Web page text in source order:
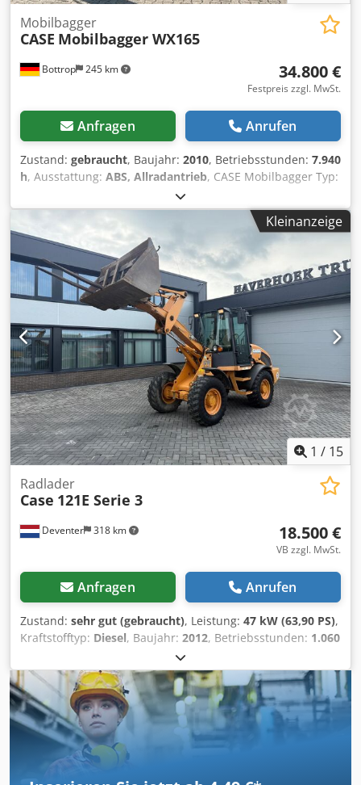
Bottrop 245 km
Mobilbagger
CASE Mobilbagger WX165
34.800 €
Festpreis zzgl. MwSt.
Anfragen Anrufen
Zustand: gebraucht, Baujahr: 2010, Betriebsstunden: 7.940
h, Ausstattung: ABS, Allradantrieb, CASE Mobilbagger Typ:
WX165 (Hydraulic Exavator) Typ approval number: N211
Motorhersteller : Case Motorleistung: 105 kW
Betriebsstunden : 7940 h Codpjzripcefx Ahfeha Zul.
Gesamtgewicht : 18000 kg Transportlänge :8,19 m
Transportbreite:1,91 m Transporthöhe: 2,89 m Farbe : Gelb
- Joystick-Steuerung - Planierschild - Kamera Gerne
unterstützen wir Sie auch im Bereich Finanzierung/Leasing
mit unserem Partnern. Alle Angaben ohne Gewähr. Irrtum
und Zwischenhandel vorbehalten.
Kleinanzeige
1 / 15
Deventer 318 km
Radlader
Case 121E Serie 3
18.500 €
VB zzgl. MwSt.
Anfragen Anrufen
Zustand: sehr gut (gebraucht), Leistung: 47 kW (63,90 PS),
Kraftstofftyp: Diesel, Baujahr: 2012, Betriebsstunden: 1.060
, = Weitere Optionen und Zubehör = - 2 Pedale Steuerung
- Geschlossene Kabine = Anmerkungen = CASE 121E Serie
3 – Baujahr 2012 – 1.060 Betriebsstunden CASE 121E Serie
3 Radlader, Baujahr 2012. Die Maschine befindet sich in
gutem Zustand und hat nur 1.060 Betriebsstunden. Die
Maschine befindet sich sowohl technisch als auch optisch
in gutem Zustand. Sie eignet sich für vielfältige